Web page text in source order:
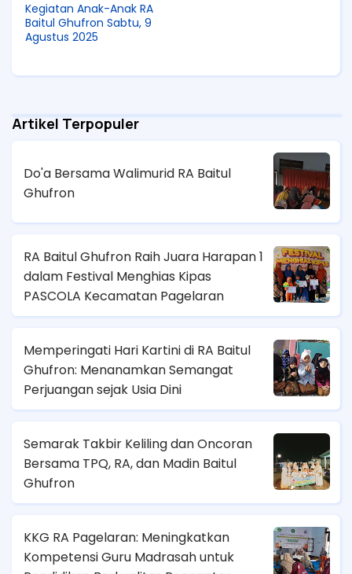
Kegiatan Anak-Anak RA
Baitul Ghufron Sabtu, 9
Agustus 2025
Artikel Terpopuler
Do'a Bersama Walimurid RA Baitul
Ghufron
RA Baitul Ghufron Raih Juara Harapan 1
dalam Festival Menghias Kipas
PASCOLA Kecamatan Pagelaran
Memperingati Hari Kartini di RA Baitul
Ghufron: Menanamkan Semangat
Perjuangan sejak Usia Dini
Semarak Takbir Keliling dan Oncoran
Bersama TPQ, RA, dan Madin Baitul
Ghufron
KKG RA Pagelaran: Meningkatkan
Kompetensi Guru Madrasah untuk